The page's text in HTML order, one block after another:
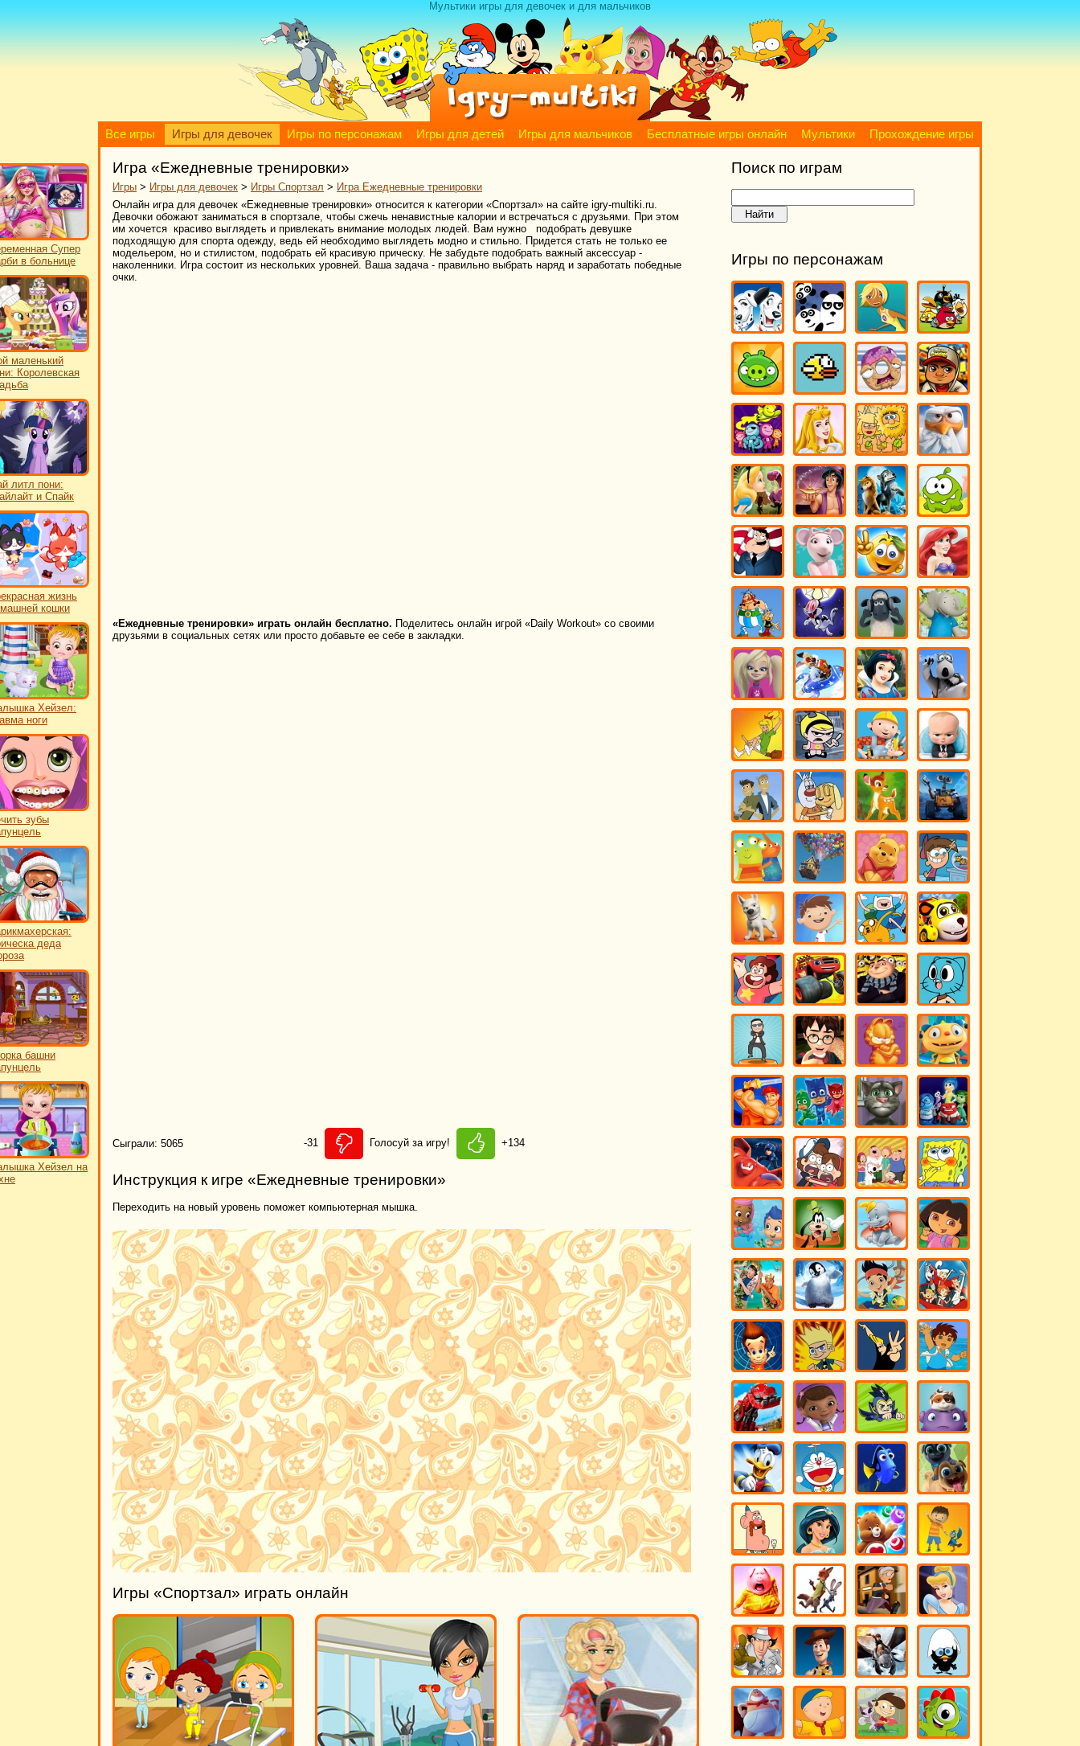
Мультики игры для девочек и для мальчиков
Все игры Игры для девочек Игры по персонажам Игры для детей Игры для мальчиков Бесплатные игры онлайн Мультики Прохождение игры
Супер
в больнице
маленький
Королевская
литл пони:
и Спайк
жизнь
кошки
Хейзел:
ноги
зубы
деда
башни
Хейзел на
Игра «Ежедневные тренировки»
Игры > Игры для девочек > Игры Спортзал > Игра Ежедневные тренировки
Онлайн игра для девочек «Ежедневные тренировки» относится к категории «Спортзал» на сайте igry-multiki.ru.
Девочки обожают заниматься в спортзале, чтобы сжечь ненавистные калории и встречаться с друзьями. При этом
им хочется красиво выглядеть и привлекать внимание молодых людей. Вам нужно подобрать девушке
подходящую для спорта одежду, ведь ей необходимо выглядеть модно и стильно. Придется стать не только ее
модельером, но и стилистом, подобрать ей красивую прическу. Не забудьте подобрать важный аксессуар -
наколенники. Игра состоит из нескольких уровней. Ваша задача - правильно выбрать наряд и заработать победные
очки.
«Ежедневные тренировки» играть онлайн бесплатно. Поделитесь онлайн игрой «Daily Workout» со своими
друзьями в социальных сетях или просто добавьте ее себе в закладки.
Сыграли: 5065 -31 Голосуй за игру! +134
Инструкция к игре «Ежедневные тренировки»
Переходить на новый уровень поможет компьютерная мышка.
Игры «Спортзал» играть онлайн
Поиск по играм
Игры по персонажам